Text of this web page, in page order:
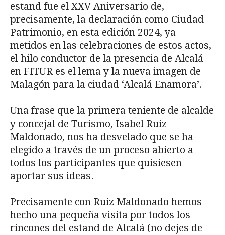
estand fue el XXV Aniversario de,
precisamente, la declaración como Ciudad
Patrimonio, en esta edición 2024, ya
metidos en las celebraciones de estos actos,
el hilo conductor de la presencia de Alcalá
en FITUR es el lema y la nueva imagen de
Malagón para la ciudad ‘Alcalá Enamora’.
Una frase que la primera teniente de alcalde
y concejal de Turismo, Isabel Ruiz
Maldonado, nos ha desvelado que se ha
elegido a través de un proceso abierto a
todos los participantes que quisiesen
aportar sus ideas.
Precisamente con Ruiz Maldonado hemos
hecho una pequeña visita por todos los
rincones del estand de Alcalá (no dejes de